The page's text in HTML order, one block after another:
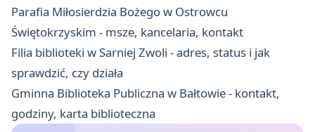
Parafia Miłosierdzia Bożego w Ostrowcu
Świętokrzyskim - msze, kancelaria, kontakt
Filia biblioteki w Sarniej Zwoli - adres, status i jak
sprawdzić, czy działa
Gminna Biblioteka Publiczna w Bałtowie - kontakt,
godziny, karta biblioteczna